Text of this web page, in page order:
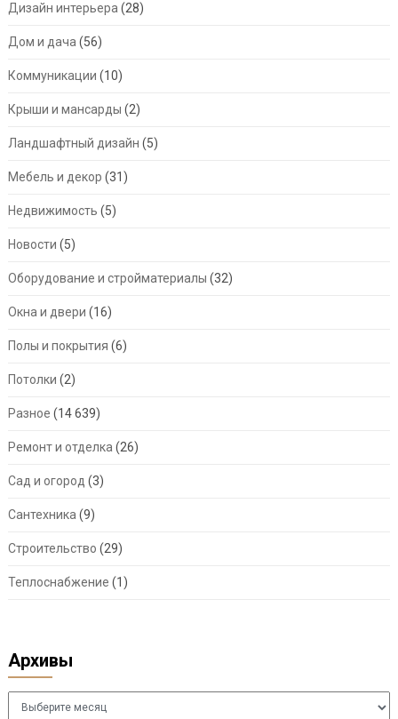
Дизайн интерьера(28)
Дом и дача(56)
Коммуникации (10)
Крыши и мансарды (2)
Ландшафтный дизайн (5)
Мебель и декор (31)
Недвижимость (5)
Новости (5)
Оборудование и стройматериалы (32)
Окна и двери (16)
Полы и покрытия (6)
Потолки (2)
Разное (14 639)
Ремонт и отделка(26)
Сад и огород (3)
Сантехника(9)
Строительство (29)
Теплоснабжение (1)
Архивы
Архивы